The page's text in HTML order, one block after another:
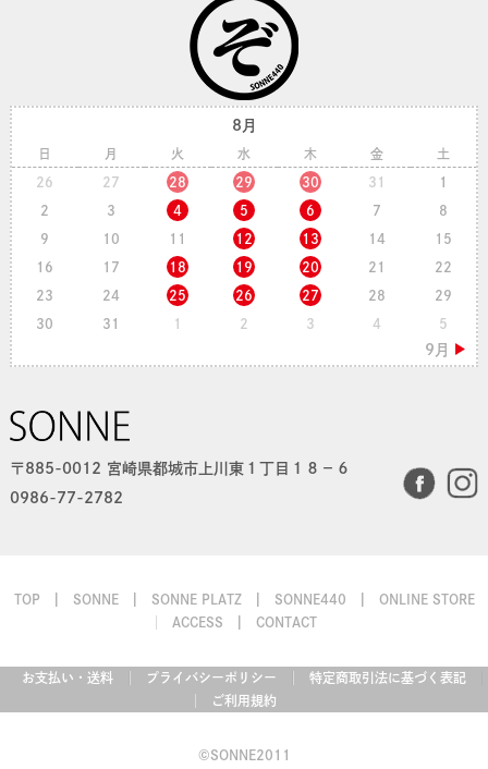
8月
日 月 火 水 木 金 土
26 27 28 29 30 31 1
2 3 4 5 6 7 8
9 10 11 12 13 14 15
16 17 18 19 20 21 22
23 24 25 26 27 28 29
30 31 1 2 3 4 5
〒885-0012 宮崎県都城市上川東１丁目１８−６
0986-77-2782
TOP SONNE SONNE PLATZ SONNE440
ONLINE STORE
ACCESS
CONTACT
お支払い・送料 プライバシーポリシー
特定商取引法に基づく表記
ご利用規約
©SONNE2011